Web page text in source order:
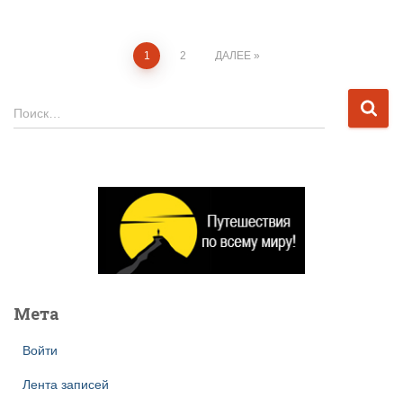
Пагинация
записей
1 2 ДАЛЕЕ
Н
а
Поиск…
Мета
Войти
Лента записей